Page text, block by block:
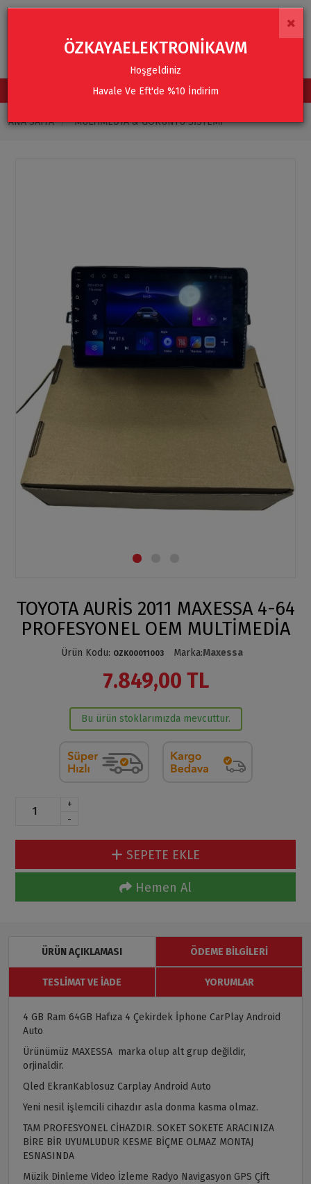
TÜM KATEGORİLER
ANA SAYFA MULTIMEDYA & GÖRÜNTÜ SISTEMI
TOYOTA AURİS 2011 MAXESSA 4-64
PROFESYONEL OEM MULTİMEDİA
Ürün Kodu: OZK00011003 Marka:Maxessa
7.849,00 TL
Bu ürün stoklarımızda mevcuttur.
+
-
SEPETE EKLE
Hemen Al
ÜRÜN AÇIKLAMASI ÖDEME BILGILERI
TESLIMAT VE İADE YORUMLAR
4 GB Ram 64GB Hafıza 4 Çekirdek İphone CarPlay Android
Auto
Ürünümüz MAXESSA marka olup alt grup değildir,
orjinaldir.
Qled EkranKablosuz Carplay Android Auto
Yeni nesil işlemcili cihazdır asla donma kasma olmaz.
TAM PROFESYONEL CİHAZDIR. SOKET SOKETE ARACINIZA
BİRE BİR UYUMLUDUR KESME BİÇME OLMAZ MONTAJ
ESNASINDA
Müzik Dinleme Video İzleme Radyo Navigasyon GPS Çift
×
ÖZKAYAELEKTRONİKAVM
Hoşgeldiniz
Havale Ve Eft'de %10 İndirim